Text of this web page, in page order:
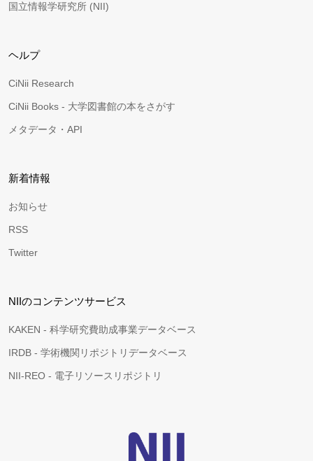
国立情報学研究所 (NII)
ヘルプ
CiNii Research
CiNii Books - 大学図書館の本をさがす
メタデータ・API
新着情報
お知らせ
RSS
Twitter
NIIのコンテンツサービス
KAKEN - 科学研究費助成事業データベース
IRDB - 学術機関リポジトリデータベース
NII-REO - 電子リソースリポジトリ